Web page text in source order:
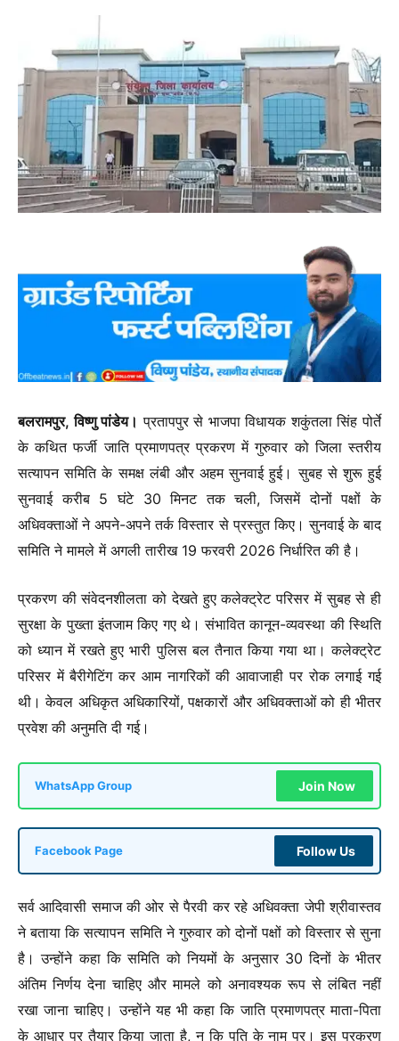
बलरामपुर, विष्णु पांडेय। प्रतापपुर से भाजपा विधायक शकुंतला सिंह पोर्ते
के कथित फर्जी जाति प्रमाणपत्र प्रकरण में गुरुवार को जिला स्तरीय
सत्यापन समिति के समक्ष लंबी और अहम सुनवाई हुई। सुबह से शुरू हुई
सुनवाई करीब 5 घंटे 30 मिनट तक चली, जिसमें दोनों पक्षों के
अधिवक्ताओं ने अपने-अपने तर्क विस्तार से प्रस्तुत किए। सुनवाई के बाद
समिति ने मामले में अगली तारीख 19 फरवरी 2026 निर्धारित की है।
प्रकरण की संवेदनशीलता को देखते हुए कलेक्ट्रेट परिसर में सुबह से ही
सुरक्षा के पुख्ता इंतजाम किए गए थे। संभावित कानून-व्यवस्था की स्थिति
को ध्यान में रखते हुए भारी पुलिस बल तैनात किया गया था। कलेक्ट्रेट
परिसर में बैरीगेटिंग कर आम नागरिकों की आवाजाही पर रोक लगाई गई
थी। केवल अधिकृत अधिकारियों, पक्षकारों और अधिवक्ताओं को ही भीतर
प्रवेश की अनुमति दी गई।
WhatsApp Group Join Now
Facebook Page Follow Us
सर्व आदिवासी समाज की ओर से पैरवी कर रहे अधिवक्ता जेपी श्रीवास्तव
ने बताया कि सत्यापन समिति ने गुरुवार को दोनों पक्षों को विस्तार से सुना
है। उन्होंने कहा कि समिति को नियमों के अनुसार 30 दिनों के भीतर
अंतिम निर्णय देना चाहिए और मामले को अनावश्यक रूप से लंबित नहीं
रखा जाना चाहिए। उन्होंने यह भी कहा कि जाति प्रमाणपत्र माता-पिता
के आधार पर तैयार किया जाता है, न कि पति के नाम पर। इस प्रकरण